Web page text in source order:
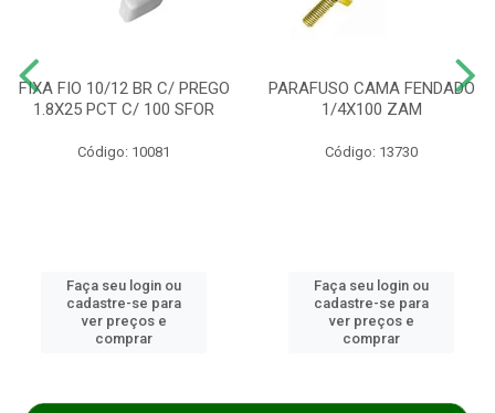
FIXA FIO 10/12 BR C/ PREGO
1.8X25 PCT C/ 100 SFOR
Código: 10081
Faça seu login ou
cadastre-se para
ver preços e
comprar
PARAFUSO CAMA FENDADO
1/4X100 ZAM
Código: 13730
Faça seu login ou
cadastre-se para
ver preços e
comprar